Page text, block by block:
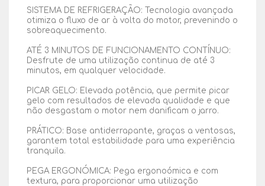
SISTEMA DE REFRIGERAÇÃO: Tecnologia avançada
otimiza o fluxo de ar à volta do motor, prevenindo o
sobreaquecimento.
ATÉ 3 MINUTOS DE FUNCIONAMENTO CONTÍNUO:
Desfrute de uma utilização continua de até 3
minutos, em qualquer velocidade.
PICAR GELO: Elevada potência, que permite picar
gelo com resultados de elevada qualidade e que
não desgastam o motor nem danificam o jarro.
PRÁTICO: Base antiderrapante, graças a ventosas,
garantem total estabilidade para uma experiência
tranquila.
PEGA ERGONÓMICA: Pega ergonoómica e com
textura, para proporcionar uma utilização